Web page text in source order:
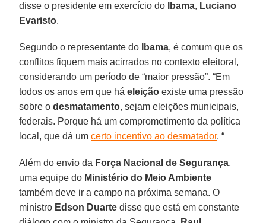
disse o presidente em exercício do Ibama, Luciano
Evaristo.
Segundo o representante do Ibama, é comum que os
conflitos fiquem mais acirrados no contexto eleitoral,
considerando um período de “maior pressão”. “Em
todos os anos em que háeleição existe uma pressão
sobre odesmatamento, sejam eleições municipais,
federais. Porque há um comprometimento da política
local, que dá umcerto incentivo ao desmatador. “
Além do envio da Força Nacional de Segurança,
uma equipe do Ministério do Meio Ambiente
também deve ir a campo na próxima semana. O
ministro Edson Duarte disse que está em constante